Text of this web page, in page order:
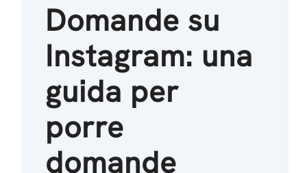
Domande su
Instagram: una
guida per
porre
domande